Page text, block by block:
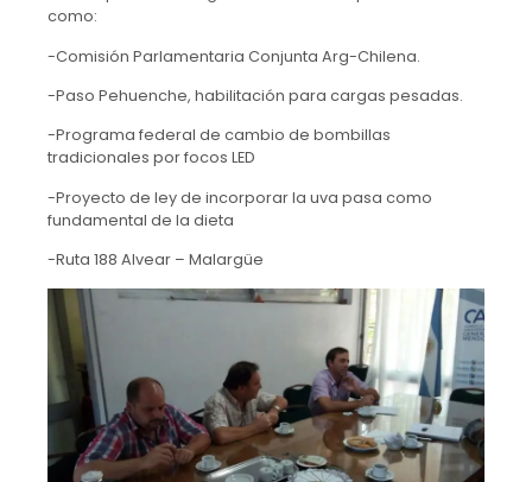
como:
-Comisión Parlamentaria Conjunta Arg-Chilena.
-Paso Pehuenche, habilitación para cargas pesadas.
-Programa federal de cambio de bombillas
tradicionales por focos LED
-Proyecto de ley de incorporar la uva pasa como
fundamental de la dieta
-Ruta 188 Alvear – Malargüe